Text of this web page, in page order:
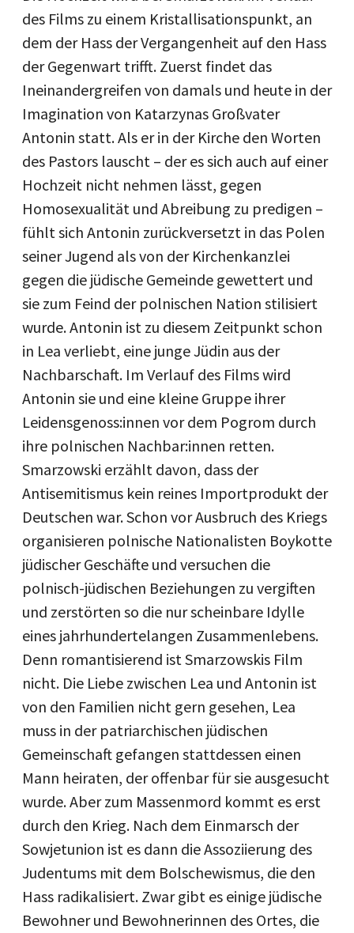
des Films zu einem Kristallisationspunkt, an
dem der Hass der Vergangenheit auf den Hass
der Gegenwart trifft. Zuerst findet das
Ineinandergreifen von damals und heute in der
Imagination von Katarzynas Großvater
Antonin statt. Als er in der Kirche den Worten
des Pastors lauscht – der es sich auch auf einer
Hochzeit nicht nehmen lässt, gegen
Homosexualität und Abreibung zu predigen –
fühlt sich Antonin zurückversetzt in das Polen
seiner Jugend als von der Kirchenkanzlei
gegen die jüdische Gemeinde gewettert und
sie zum Feind der polnischen Nation stilisiert
wurde. Antonin ist zu diesem Zeitpunkt schon
in Lea verliebt, eine junge Jüdin aus der
Nachbarschaft. Im Verlauf des Films wird
Antonin sie und eine kleine Gruppe ihrer
Leidensgenoss:innen vor dem Pogrom durch
ihre polnischen Nachbar:innen retten.
Smarzowski erzählt davon, dass der
Antisemitismus kein reines Importprodukt der
Deutschen war. Schon vor Ausbruch des Kriegs
organisieren polnische Nationalisten Boykotte
jüdischer Geschäfte und versuchen die
polnisch-jüdischen Beziehungen zu vergiften
und zerstörten so die nur scheinbare Idylle
eines jahrhundertelangen Zusammenlebens.
Denn romantisierend ist Smarzowskis Film
nicht. Die Liebe zwischen Lea und Antonin ist
von den Familien nicht gern gesehen, Lea
muss in der patriarchischen jüdischen
Gemeinschaft gefangen stattdessen einen
Mann heiraten, der offenbar für sie ausgesucht
wurde. Aber zum Massenmord kommt es erst
durch den Krieg. Nach dem Einmarsch der
Sowjetunion ist es dann die Assoziierung des
Judentums mit dem Bolschewismus, die den
Hass radikalisiert. Zwar gibt es einige jüdische
Bewohner und Bewohnerinnen des Ortes, die